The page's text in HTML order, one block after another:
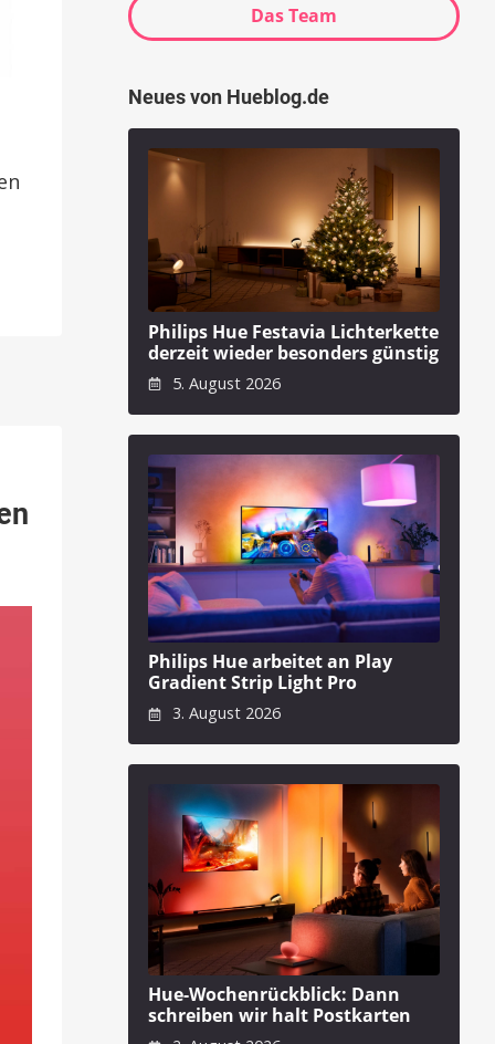
Das Team
Neues von Hueblog.de
Philips Hue Festavia Lichterkette
derzeit wieder besonders günstig
5. August 2026
Philips Hue arbeitet an Play
Gradient Strip Light Pro
3. August 2026
Hue-Wochenrückblick: Dann
schreiben wir halt Postkarten